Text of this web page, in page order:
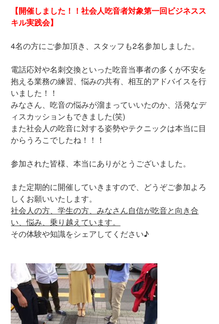
【開催しました！！社会人吃音者対象第一回ビジネスス
キル実践会】‬
4名の方にご参加頂き、スタッフも2名参加しました。‬
‪電話応対や名刺交換といった吃音当事者の多くが不安を
抱える業務の練習、悩みの共有、相互的アドバイスを行
いました！！
みなさん、吃音の悩みが溜まっていいたのか、活発なデ
ィスカッションもできました(笑)
また社会人の吃音に対する姿勢やテクニックは本当に目
からうろこでしたね！！！
‪参加された皆様、本当にありがとうございました。‬
また定期的に開催していきますので、どうぞご参加よろ
しくお願いいたします。
社会人の方、学生の方、みなさん自信が吃音と向き合
い、悩み、乗り越えています。
その体験や知識をシェアしてください♪